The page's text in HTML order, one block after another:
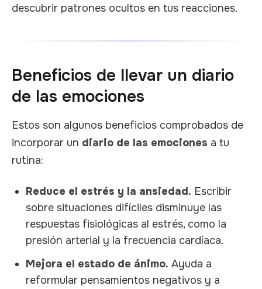
descubrir patrones ocultos en tus reacciones.
Beneficios de llevar un diario
de las emociones
Estos son algunos beneficios comprobados de
incorporar un diario de las emociones a tu
rutina:
Reduce el estrés y la ansiedad. Escribir
sobre situaciones difíciles disminuye las
respuestas fisiológicas al estrés, como la
presión arterial y la frecuencia cardíaca.
Mejora el estado de ánimo. Ayuda a
reformular pensamientos negativos y a